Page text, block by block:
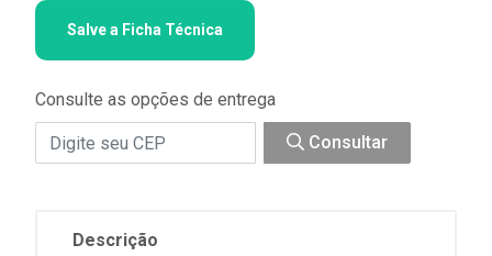
Salve a Ficha Técnica
Consulte as opções de entrega
Consultar
Descrição